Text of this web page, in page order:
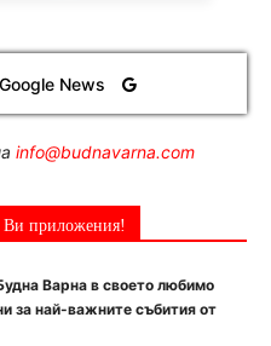
News
info@budnavarna.com
Ви приложения!
Варна в своето любимо
за най-важните събития от